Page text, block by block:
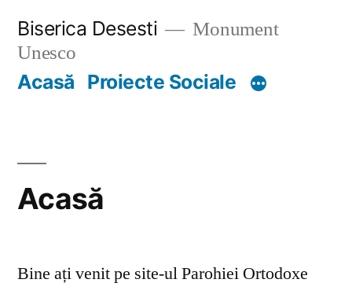
content
Biserica Desesti
Monument
Unesco
Acasă Proiecte Sociale
Acasă
Bine ați venit pe site-ul Parohiei Ortodoxe